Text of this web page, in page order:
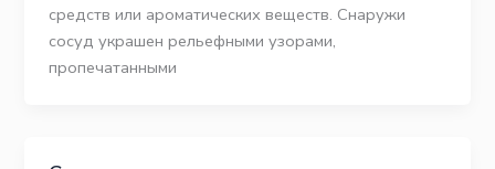
средств или ароматических веществ. Снаружи
сосуд украшен рельефными узорами,
пропечатанными